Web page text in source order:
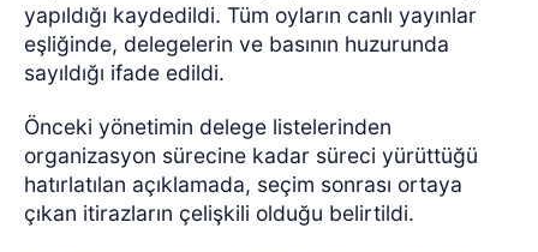
yapıldığı kaydedildi. Tüm oyların canlı yayınlar
eşliğinde, delegelerin ve basının huzurunda
sayıldığı ifade edildi.
Önceki yönetimin delege listelerinden
organizasyon sürecine kadar süreci yürüttüğü
hatırlatılan açıklamada, seçim sonrası ortaya
çıkan itirazların çelişkili olduğu belirtildi.